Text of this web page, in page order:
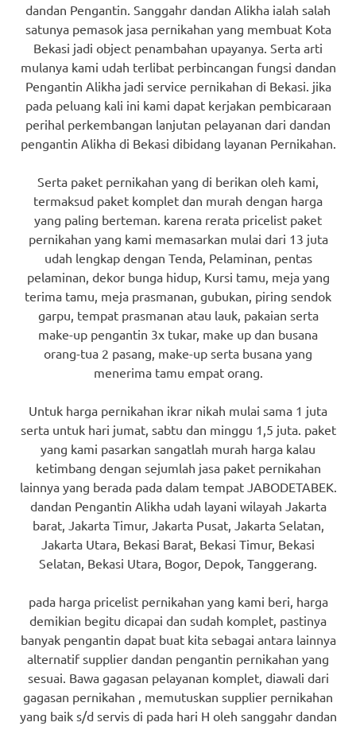
dandan Pengantin. Sanggahr dandan Alikha ialah salah
satunya pemasok jasa pernikahan yang membuat Kota
Bekasi jadi object penambahan upayanya. Serta arti
mulanya kami udah terlibat perbincangan fungsi dandan
Pengantin Alikha jadi service pernikahan di Bekasi. jika
pada peluang kali ini kami dapat kerjakan pembicaraan
perihal perkembangan lanjutan pelayanan dari dandan
pengantin Alikha di Bekasi dibidang layanan Pernikahan.
Serta paket pernikahan yang di berikan oleh kami,
termaksud paket komplet dan murah dengan harga
yang paling berteman. karena rerata pricelist paket
pernikahan yang kami memasarkan mulai dari 13 juta
udah lengkap dengan Tenda, Pelaminan, pentas
pelaminan, dekor bunga hidup, Kursi tamu, meja yang
terima tamu, meja prasmanan, gubukan, piring sendok
garpu, tempat prasmanan atau lauk, pakaian serta
make-up pengantin 3x tukar, make up dan busana
orang-tua 2 pasang, make-up serta busana yang
menerima tamu empat orang.
Untuk harga pernikahan ikrar nikah mulai sama 1 juta
serta untuk hari jumat, sabtu dan minggu 1,5 juta. paket
yang kami pasarkan sangatlah murah harga kalau
ketimbang dengan sejumlah jasa paket pernikahan
lainnya yang berada pada dalam tempat JABODETABEK.
dandan Pengantin Alikha udah layani wilayah Jakarta
barat, Jakarta Timur, Jakarta Pusat, Jakarta Selatan,
Jakarta Utara, Bekasi Barat, Bekasi Timur, Bekasi
Selatan, Bekasi Utara, Bogor, Depok, Tanggerang.
pada harga pricelist pernikahan yang kami beri, harga
demikian begitu dicapai dan sudah komplet, pastinya
banyak pengantin dapat buat kita sebagai antara lainnya
alternatif supplier dandan pengantin pernikahan yang
sesuai. Bawa gagasan pelayanan komplet, diawali dari
gagasan pernikahan , memutuskan supplier pernikahan
yang baik s/d servis di pada hari H oleh sanggahr dandan